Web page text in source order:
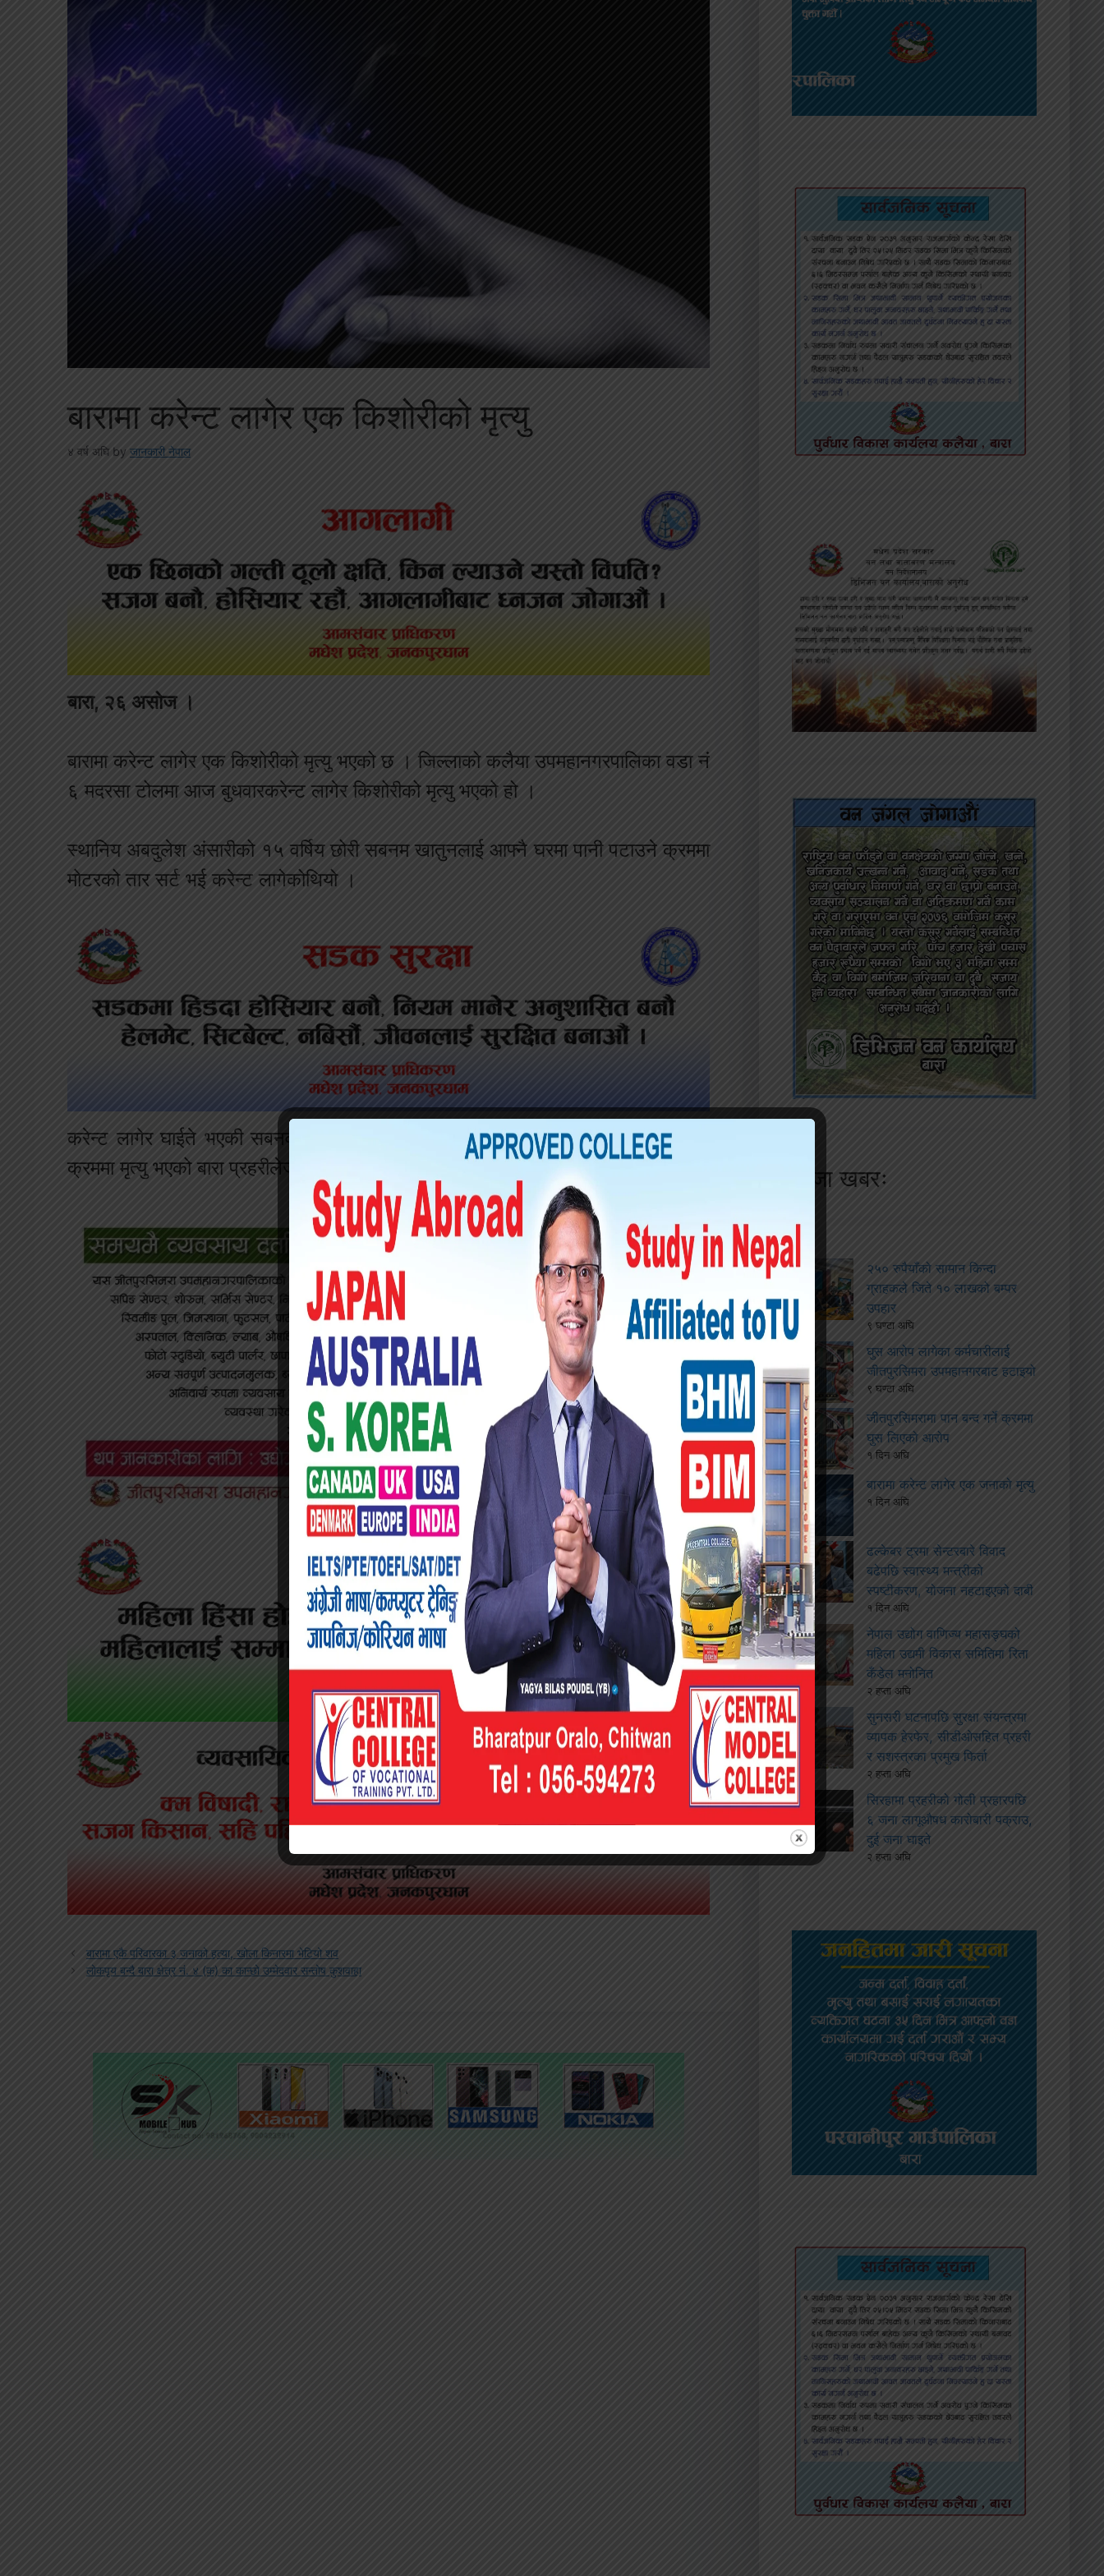
बारामा करेन्ट लागेर एक किशोरीको मृत्यु
४ वर्ष अघि by जानकारी नेपाल
बारा, २६ असोज ।
बारामा करेन्ट लागेर एक किशोरीको मृत्यु भएको छ । जिल्लाको कलैया उपमहानगरपालिका वडा नं
६ मदरसा टोलमा आज बुधवारकरेन्ट लागेर किशोरीको मृत्यु भएको हो ।
स्थानिय अबदुलेश अंसारीको १५ वर्षिय छोरी सबनम खातुनलाई आफ्नै घरमा पानी पटाउने क्रममा
मोटरको तार सर्ट भई करेन्ट लागेकोथियो ।
करेन्ट लागेर घाईते भएकी सबनवलाई प्रदेशिक अस्पताल कलैयामा उपचारको
क्रममा मृत्यु भएको बारा प्रहरीले
बारामा एकै परिवारका ३ जनाको हत्या, खोला किनारमा भेटियो शव
लोकपृय बन्दै बारा क्षेत्र नं. ४ (क) का कान्छो उम्मेदवार सन्तोष कुशवाहा
ताजा खबरः
२५० रुपैयाँको सामान किन्दा
ग्राहकले जिते १० लाखको बम्पर
उपहार
९ घण्टा अघि
घुस आरोप लागेका कर्मचारीलाई
जीतपुरसिमरा उपमहानगरबाट हटाइयो
९ घण्टा अघि
जीतपुरसिमरामा पान बन्द गर्ने क्रममा
घुस लिएको आरोप
१ दिन अघि
बारामा करेन्ट लागेर एक जनाको मृत्यु
१ दिन अघि
ढल्केबर ट्रमा सेन्टरबारे विवाद
बढेपछि स्वास्थ्य मन्त्रीको
स्पष्टीकरण, योजना नहटाइएको दाबी
१ दिन अघि
नेपाल उद्योग वाणिज्य महासङ्घको
महिला उद्यमी विकास समितिमा रिता
कँडेल मनोनित
२ हप्ता अघि
सुनसरी घटनापछि सुरक्षा संयन्त्रमा
व्यापक हेरफेर, सीडीओसहित प्रहरी
र सशस्त्रका प्रमुख फिर्ता
२ हप्ता अघि
सिरहामा प्रहरीको गोली प्रहारपछि
६ जना लागूऔषध कारोबारी पक्राउ,
दुई जना घाइते
२ हप्ता अघि